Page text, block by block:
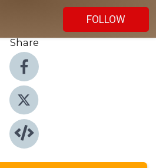
FOLLOW
Share